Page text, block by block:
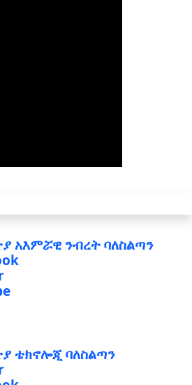
አእምሯዊ ንብረት ባለስልጣን
ቴክኖሎጂ ባለስልጣን